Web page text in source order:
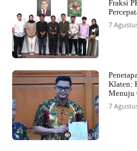
Fraksi
7
Klaten:
Menuju
7